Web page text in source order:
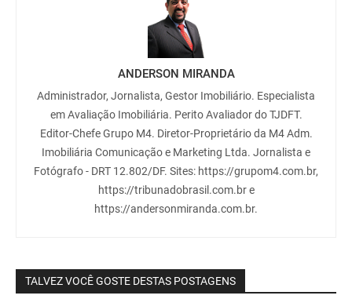
ANDERSON MIRANDA
Administrador, Jornalista, Gestor Imobiliário. Especialista
em Avaliação Imobiliária. Perito Avaliador do TJDFT.
Editor-Chefe Grupo M4. Diretor-Proprietário da M4 Adm.
Imobiliária Comunicação e Marketing Ltda. Jornalista e
Fotógrafo - DRT 12.802/DF. Sites: https://grupom4.com.br,
https://tribunadobrasil.com.br e
https://andersonmiranda.com.br.
TALVEZ VOCÊ GOSTE DESTAS POSTAGENS